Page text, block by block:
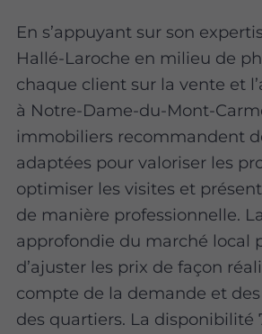
En s’appuyant sur son
Hallé-Laroche en milieu de
chaque client sur la vente et
à Notre-Dame-du-Mont-
immobiliers recommandent
adaptées pour valoriser les
optimiser les visites et
de manière professionnelle.
approfondie du marché local
d’ajuster les prix de façon
compte de la demande et
des quartiers. La disponibilité